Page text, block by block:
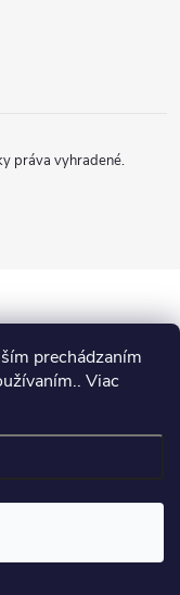
prechádzaním
Viac
práva vyhradené.